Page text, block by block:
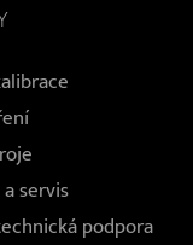
servis
podpora